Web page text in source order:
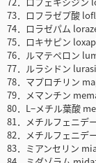
73．ロフラゼプ酸
74．ロラゼパム
75．ロキサピン
76．ルマテペロン
77．ルラシドン
78．マプロチリン
79．メマンチン
80．L−メチル葉酸
81．メチルフェニ
82．メチルフェニ
83．ミアンセリン